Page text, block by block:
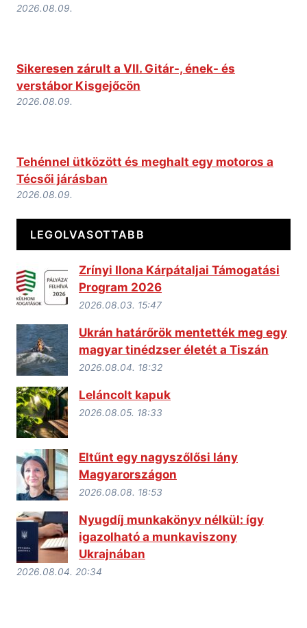
2026.08.09.
Sikeresen zárult a VII. Gitár-, ének- és
verstábor Kisgejőcön
2026.08.09.
Tehénnel ütközött és meghalt egy motoros a
Técsői járásban
2026.08.09.
LEGOLVASOTTABB
Zrínyi Ilona Kárpátaljai Támogatási
Program 2026
2026.08.03. 15:47
Ukrán határőrök mentették meg egy
magyar tinédzser életét a Tiszán
2026.08.04. 18:32
Leláncolt kapuk
2026.08.05. 18:33
Eltűnt egy nagyszőlősi lány
Magyarországon
2026.08.08. 18:53
Nyugdíj munkakönyv nélkül: így
igazolható a munkaviszony
Ukrajnában
2026.08.04. 20:34